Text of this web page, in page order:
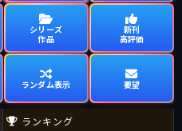
シリーズ
作品
新刊
高評価
ランダム表示 要望
ランキング